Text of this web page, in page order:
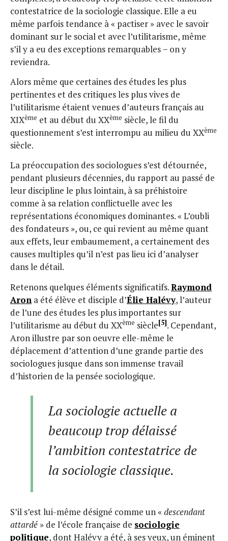
contestatrice de la sociologie classique. Elle a eu
même parfois tendance à « pactiser » avec le savoir
dominant sur le social et avec l’utilitarisme, même
s’il y a eu des exceptions remarquables − on y
reviendra.
Alors même que certaines des études les plus
pertinentes et des critiques les plus vives de
l’utilitarisme étaient venues d’auteurs français au
XIXème et au début du XXème siècle, le fil du
questionnement s’est interrompu au milieu du XXème
siècle.
La préoccupation des sociologues s’est détournée,
pendant plusieurs décennies, du rapport au passé de
leur discipline le plus lointain, à sa préhistoire
comme à sa relation conflictuelle avec les
représentations économiques dominantes. « L’oubli
des fondateurs », ou, ce qui revient au même quant
aux effets, leur embaumement, a certainement des
causes multiples qu’il n’est pas lieu ici d’analyser
dans le détail.
Retenons quelques éléments significatifs.Raymond
Aron a été élève et disciple d’Élie Halévy, l’auteur
de l’une des études les plus importantes sur
l’utilitarisme au début du XXème siècle[5]. Cependant,
Aron illustre par son oeuvre elle-même le
déplacement d’attention d’une grande partie des
sociologues jusque dans son immense travail
d’historien de la pensée sociologique.
La sociologie actuelle a
beaucoup trop délaissé
l’ambition contestatrice de
la sociologie classique.
S’il s’est lui-même désigné comme un « descendant
attardé » de l’école française de sociologie
politique, dont Halévy a été, à ses yeux, un éminent